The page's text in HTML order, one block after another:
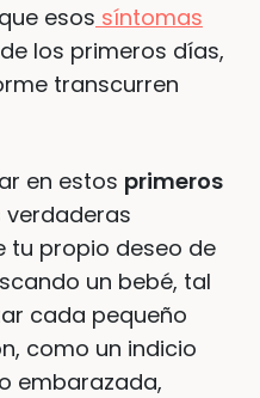
esos síntomas
los primeros días,
transcurren
en estos primeros
verdaderas
tu propio deseo de
un bebé, tal
cada pequeño
como un indicio
embarazada,